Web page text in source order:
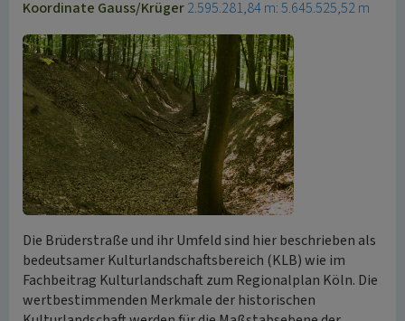
Koordinate Gauss/Krüger2.595.281,84 m: 5.645.525,52 m
Die Brüderstraße und ihr Umfeld sind hier beschrieben als
bedeutsamer Kulturlandschaftsbereich (KLB) wie im
Fachbeitrag Kulturlandschaft zum Regionalplan Köln. Die
wertbestimmenden Merkmale der historischen